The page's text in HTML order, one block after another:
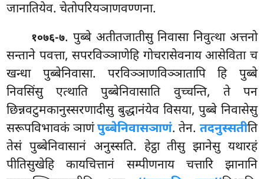
जानातियेव. चेतोपरियञाणवण्णना.
१०७६-७. पुब्बे अतीतजातीसु निवासा निवुत्था अत्तनो
सन्ताने पवत्ता, सपरविञ्ञाणेहि गोचरासेवनाय आसेविता च
खन्धा पुब्बेनिवासा. परविञ्ञाणविञ्ञातापि हि पुब्बे
निवसिंसु एत्थाति पुब्बेनिवासाति वुच्चन्ति, ते पन
छिन्नवटुमकानुस्सरणादीसु बुद्धानंयेव विसया, पुब्बे निवासेसु
सरूपविभावकं ञाणंपुब्बेनिवासञाणं. तेन. तदनुस्सतीति
तेसं पुब्बेनिवासानं अनुस्सति. हेट्ठा तीसु झानेसु यथारहं
पीतिसुखेहि कायचित्तानं सम्पीणनाय चत्तारि झानानि